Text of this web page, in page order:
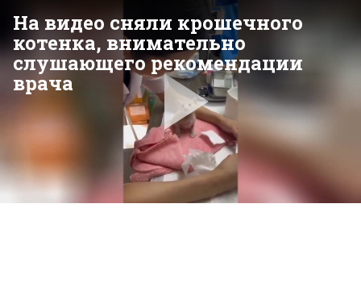
На видео сняли крошечного
котенка, внимательно
слушающего рекомендации
врача